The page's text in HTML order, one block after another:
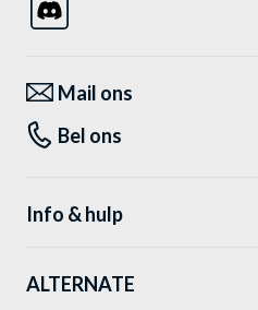
Mail ons
Bel ons
Info & hulp
ALTERNATE